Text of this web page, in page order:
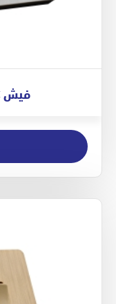
فيش USB - Type-C لؤلؤي